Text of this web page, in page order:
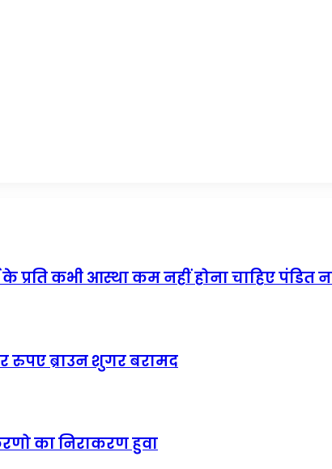
प्रति कभी आस्था कम नहीं होना चाहिए पंडित
रुपए ब्राउन शुगर बरामद
का निराकरण हुवा